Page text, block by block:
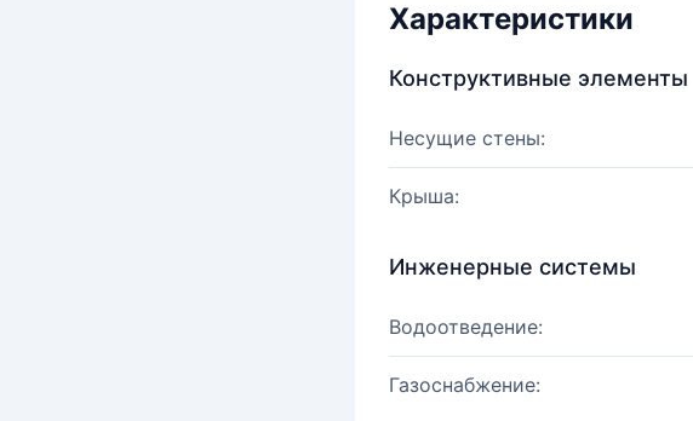
Характеристики
Конструктивные элементы
Несущие стены:
Крыша:
Инженерные системы
Водоотведение:
Газоснабжение: